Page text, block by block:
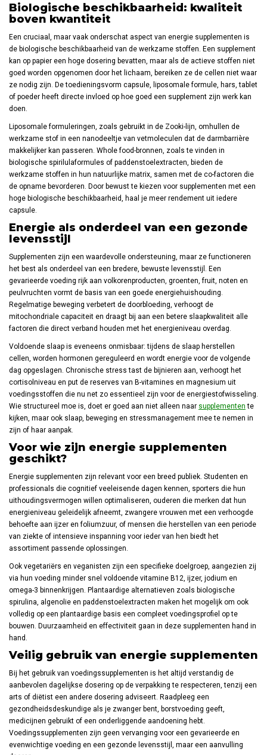
Biologische beschikbaarheid: kwaliteit
boven kwantiteit
Een cruciaal, maar vaak onderschat aspect van energie supplementen is
de biologische beschikbaarheid van de werkzame stoffen. Een supplement
kan op papier een hoge dosering bevatten, maar als de actieve stoffen niet
goed worden opgenomen door het lichaam, bereiken ze de cellen niet waar
ze nodig zijn. De toedieningsvorm capsule, liposomale formule, hars, tablet
of poeder heeft directe invloed op hoe goed een supplement zijn werk kan
doen.
Liposomale formuleringen, zoals gebruikt in de Zooki-lijn, omhullen de
werkzame stof in een nanodeeltje van vetmoleculen dat de darmbarrière
makkelijker kan passeren. Whole food-bronnen, zoals te vinden in
biologische spirilulaformules of paddenstoelextracten, bieden de
werkzame stoffen in hun natuurlijke matrix, samen met de co-factoren die
de opname bevorderen. Door bewust te kiezen voor supplementen met een
hoge biologische beschikbaarheid, haal je meer rendement uit iedere
capsule.
Energie als onderdeel van een gezonde
levensstijl
Supplementen zijn een waardevolle ondersteuning, maar ze functioneren
het best als onderdeel van een bredere, bewuste levensstijl. Een
gevarieerde voeding rijk aan volkorenproducten, groenten, fruit, noten en
peulvruchten vormt de basis van een goede energiehuishouding.
Regelmatige beweging verbetert de doorbloeding, verhoogt de
mitochondriale capaciteit en draagt bij aan een betere slaapkwaliteit alle
factoren die direct verband houden met het energieniveau overdag.
Voldoende slaap is eveneens onmisbaar: tijdens de slaap herstellen
cellen, worden hormonen gereguleerd en wordt energie voor de volgende
dag opgeslagen. Chronische stress tast de bijnieren aan, verhoogt het
cortisolniveau en put de reserves van B-vitamines en magnesium uit
voedingsstoffen die nu net zo essentieel zijn voor de energiestofwisseling.
Wie structureel moe is, doet er goed aan niet alleen naar supplementen te
kijken, maar ook slaap, beweging en stressmanagement mee te nemen in
zijn of haar aanpak.
Voor wie zijn energie supplementen
geschikt?
Energie supplementen zijn relevant voor een breed publiek. Studenten en
professionals die cognitief veeleisende dagen kennen, sporters die hun
uithoudingsvermogen willen optimaliseren, ouderen die merken dat hun
energieniveau geleidelijk afneemt, zwangere vrouwen met een verhoogde
behoefte aan ijzer en foliumzuur, of mensen die herstellen van een periode
van ziekte of intensieve inspanning voor ieder van hen biedt het
assortiment passende oplossingen.
Ook vegetariërs en veganisten zijn een specifieke doelgroep, aangezien zij
via hun voeding minder snel voldoende vitamine B12, ijzer, jodium en
omega-3 binnenkrijgen. Plantaardige alternatieven zoals biologische
spirulina, algenolie en paddenstoelextracten maken het mogelijk om ook
volledig op een plantaardige basis een compleet voedingsprofiel op te
bouwen. Duurzaamheid en effectiviteit gaan in deze supplementen hand in
hand.
Veilig gebruik van energie supplementen
Bij het gebruik van voedingssupplementen is het altijd verstandig de
aanbevolen dagelijkse dosering op de verpakking te respecteren, tenzij een
arts of diëtist een andere dosering adviseert. Raadpleeg een
gezondheidsdeskundige als je zwanger bent, borstvoeding geeft,
medicijnen gebruikt of een onderliggende aandoening hebt.
Voedingssupplementen zijn geen vervanging voor een gevarieerde en
evenwichtige voeding en een gezonde levensstijl, maar een aanvulling